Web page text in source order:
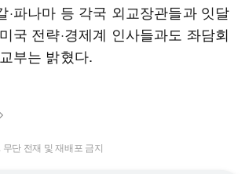
·파나마 등 각국 외교장관들과 잇달
국 전략·경제계 인사들과도 좌담회
부는 밝혔다.
단 전재 및 재배포 금지